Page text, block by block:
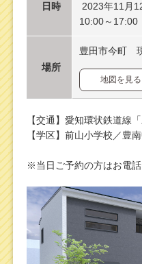
日時
2023年11月
10:00～17:00
場所
豊田市今町
地図を見る
【交通】愛知環状鉄道
【学区】前山小学校／豊
※当日ご予約の方はお電話